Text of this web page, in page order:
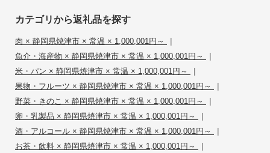
カテゴリから返礼品を探す
肉 × 静岡県焼津市 × 常温 × 1,000,001円～ |
魚介・海産物 × 静岡県焼津市 × 常温 × 1,000,001円～ |
米・パン × 静岡県焼津市 × 常温 × 1,000,001円～ |
果物・フルーツ × 静岡県焼津市 × 常温 × 1,000,001円～ |
野菜・きのこ × 静岡県焼津市 × 常温 × 1,000,001円～ |
卵・乳製品 × 静岡県焼津市 × 常温 × 1,000,001円～ |
酒・アルコール × 静岡県焼津市 × 常温 × 1,000,001円～ |
お茶・飲料 × 静岡県焼津市 × 常温 × 1,000,001円～ |